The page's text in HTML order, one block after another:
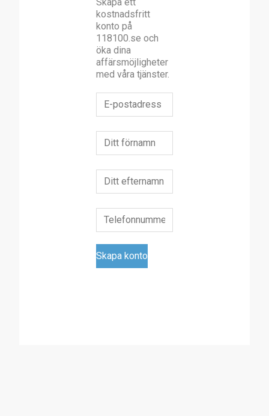
kostnadsfritt
konto på
118100.se och
öka dina
affärsmöjligheter
med våra tjänster.